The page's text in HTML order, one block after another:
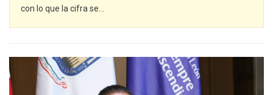
con lo que la cifra se